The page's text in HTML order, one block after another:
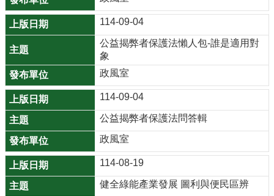
機
關
通
訊
業
務
資
訊
便
民
服
114-09-04
公益揭弊者保護法懶人包-誰是適用對
象
政風室
114-09-04
公益揭弊者保護法問答輯
政風室
114-08-19
健全綠能產業發展 圖利與便民區辨